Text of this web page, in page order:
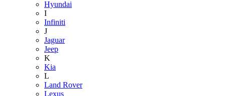
Hyundai
I
Infiniti
J
Jaguar
Jeep
K
Kia
L
Land Rover
Lexus